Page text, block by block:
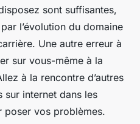
sont suffisantes,
l’évolution du domaine
Une autre erreur à
sur vous-même à la
à la rencontre d’autres
sur internet dans les
poser vos problèmes.